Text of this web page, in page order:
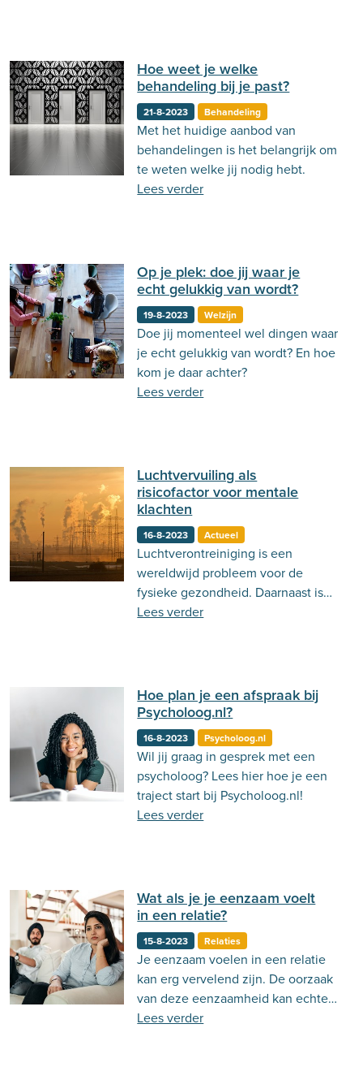
Hoe weet je welke
behandeling bij je past?
21-8-2023 Behandeling
Met het huidige aanbod van
behandelingen is het belangrijk om
te weten welke jij nodig hebt.
Lees verder
Op je plek: doe jij waar je
echt gelukkig van wordt?
19-8-2023 Welzijn
Doe jij momenteel wel dingen waar
je echt gelukkig van wordt? En hoe
kom je daar achter?
Lees verder
Luchtvervuiling als
risicofactor voor mentale
klachten
16-8-2023 Actueel
Luchtverontreiniging is een
wereldwijd probleem voor de
fysieke gezondheid. Daarnaast is
luchtvervuiling ook een risicofactor
Lees verder
Hoe plan je een afspraak bij
Psycholoog.nl?
16-8-2023 Psycholoog.nl
Wil jij graag in gesprek met een
psycholoog? Lees hier hoe je een
traject start bij Psycholoog.nl!
Lees verder
Wat als je je eenzaam voelt
in een relatie?
15-8-2023 Relaties
Je eenzaam voelen in een relatie
kan erg vervelend zijn. De oorzaak
van deze eenzaamheid kan echter
verschillen. Lees er meer over in
Lees verder